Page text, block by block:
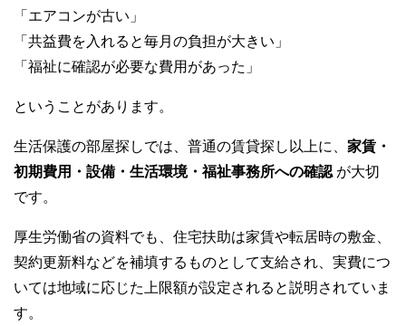
k
「エアコンが古い」
「共益費を入れると毎月の負担が大きい」
「福祉に確認が必要な費用があった」
ということがあります。
生活保護の部屋探しでは、普通の賃貸探し以上に、 家賃・
初期費用・設備・生活環境・福祉事務所への確認 が大切
です。
厚生労働省の資料でも、住宅扶助は家賃や転居時の敷金、
契約更新料などを補填するものとして支給され、実費につ
いては地域に応じた上限額が設定されると説明されていま
す。